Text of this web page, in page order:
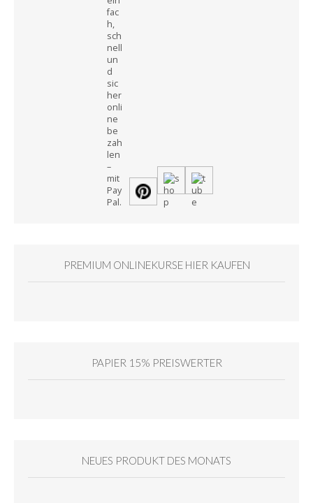
PREMIUM ONLINEKURSE HIER KAUFEN
PAPIER 15% PREISWERTER
NEUES PRODUKT DES MONATS